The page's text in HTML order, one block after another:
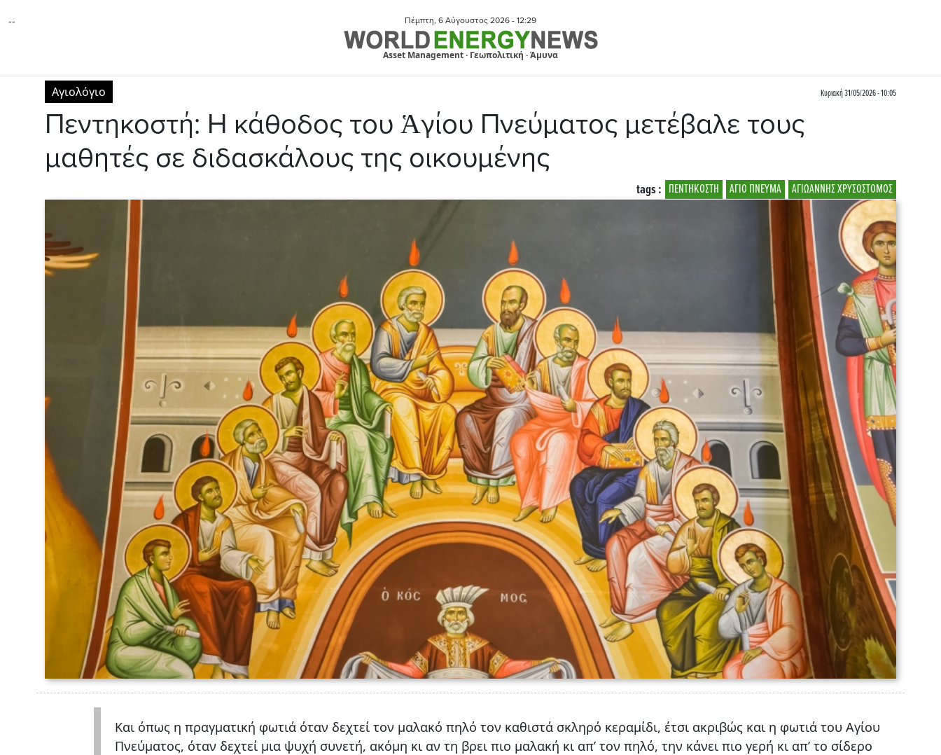
-- Πέμπτη, 6 Αύγουστος 2026 - 12:29
Asset Management · Γεωπολιτική · Άμυνα
Αγιολόγιο Κυριακή 31/05/2026 - 10:05
Πεντηκοστή: Η κάθοδος του Ἁγίου Πνεύματος μετέβαλε τους
μαθητές σε διδασκάλους της οικουμένης
ΑΓΙΩΑΝΝΗΣ ΧΡΥΣΟΣΤΟΜΟΣ
ΑΓΙΟ ΠΝΕΥΜΑ
ΠΕΝΤΗΚΟΣΤΗ
tags :
Και όπως η πραγματική φωτιά όταν δεχτεί τον μαλακό πηλό τον καθιστά σκληρό κεραμίδι, έτσι ακριβώς και η φωτιά του Αγίου
Πνεύματος, όταν δεχτεί μια ψυχή συνετή, ακόμη κι αν τη βρει πιο μαλακή κι απ’ τον πηλό, την κάνει πιο γερή κι απ’ το σίδερο